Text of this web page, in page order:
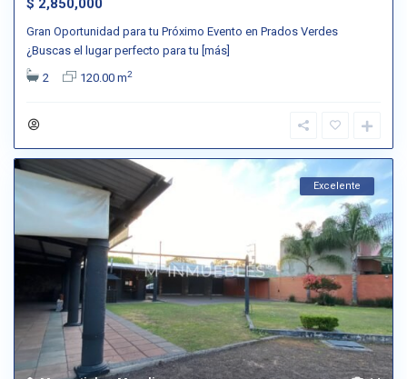
$ 2,850,000
Gran Oportunidad para tu Próximo Evento en Prados Verdes
¿Buscas el lugar perfecto para tu [más]
2
120.00 m2
Excelente